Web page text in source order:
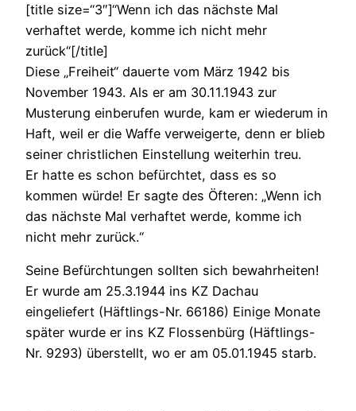
[title size=“3″]“Wenn ich das nächste Mal
verhaftet werde, komme ich nicht mehr
zurück“[/title]
Diese „Freiheit“ dauerte vom März 1942 bis
November 1943. Als er am 30.11.1943 zur
Musterung einberufen wurde, kam er wiederum in
Haft, weil er die Waffe verweigerte, denn er blieb
seiner christlichen Einstellung weiterhin treu.
Er hatte es schon befürchtet, dass es so
kommen würde! Er sagte des Öfteren: „Wenn ich
das nächste Mal verhaftet werde, komme ich
nicht mehr zurück.“
Seine Befürchtungen sollten sich bewahrheiten!
Er wurde am 25.3.1944 ins KZ Dachau
eingeliefert (Häftlings-Nr. 66186) Einige Monate
später wurde er ins KZ Flossenbürg (Häftlings-
Nr. 9293) überstellt, wo er am 05.01.1945 starb.